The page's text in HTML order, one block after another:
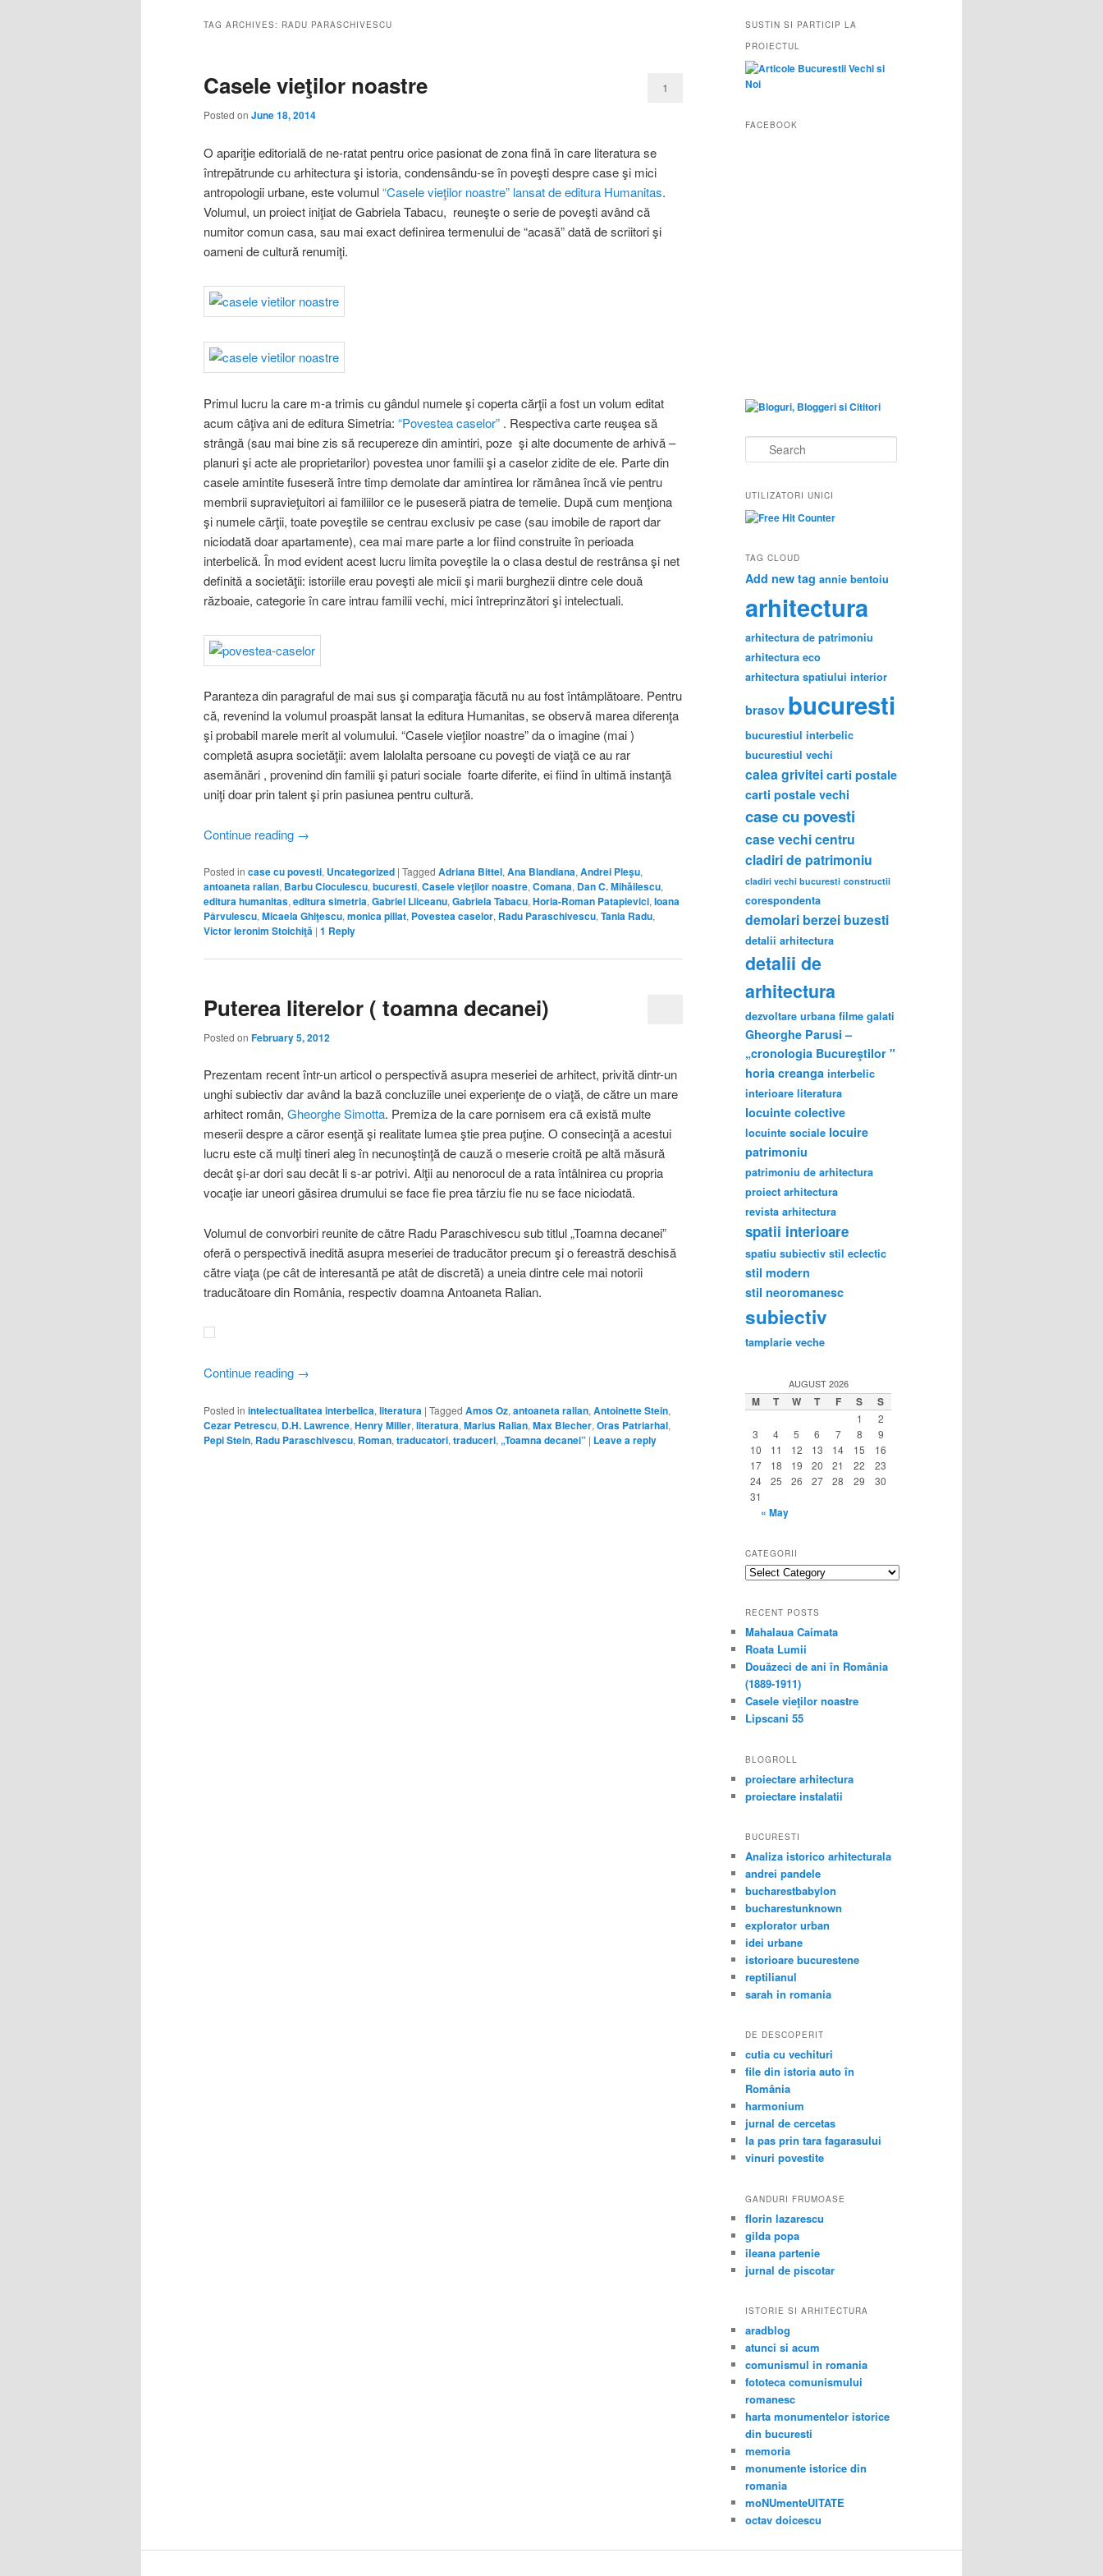
TAG ARCHIVES: RADU PARASCHIVESCU
Casele vieţilor noastre
Posted on June 18, 2014
1
O apariţie editorială de ne-ratat pentru orice pasionat de zona fină în care literatura se
întrepătrunde cu arhitectura şi istoria, condensându-se în poveşti despre case şi mici
antropologii urbane, este volumul“Casele vieţilor noastre” lansat de editura Humanitas.
Volumul, un proiect iniţiat de Gabriela Tabacu, reuneşte o serie de poveşti având că
numitor comun casa, sau mai exact definirea termenului de “acasă” dată de scriitori şi
oameni de cultură renumiţi.
Primul lucru la care m-a trimis cu gândul numele şi coperta cărţii a fost un volum editat
acum câţiva ani de editura Simetria: “Povestea caselor” . Respectiva carte reuşea să
strângă (sau mai bine zis să recupereze din amintiri, poze şi alte documente de arhivă –
planuri şi acte ale proprietarilor) povestea unor familii şi a caselor zidite de ele. Parte din
casele amintite fuseseră între timp demolate dar amintirea lor rămânea încă vie pentru
membrii supravieţuitori ai familiilor ce le puseseră piatra de temelie. După cum menţiona
şi numele cărţii, toate poveştile se centrau exclusiv pe case (sau imobile de raport dar
niciodată doar apartamente), cea mai mare parte a lor fiind construite în perioada
interbelică. În mod evident acest lucru limita poveştile la o clasa destul de restrânsa şi net
definită a societăţii: istoriile erau poveşti ale micii şi marii burghezii dintre cele două
războaie, categorie în care intrau familii vechi, mici întreprinzători şi intelectuali.
Paranteza din paragraful de mai sus şi comparaţia făcută nu au fost întâmplătoare. Pentru
că, revenind la volumul proaspăt lansat la editura Humanitas, se observă marea diferenţa
şi probabil marele merit al volumului. “Casele vieţilor noastre” da o imagine (mai )
completă asupra societăţii: avem lalolalta persoane cu poveşti de viaţă ce au rar
asemănări , provenind din familii şi paturi sociale foarte diferite, ei fiind în ultimă instanţă
uniţi doar prin talent şi prin pasiunea pentru cultură.
Continue reading →
Posted in case cu povesti, Uncategorized | Tagged Adriana Bittel, Ana Blandiana, Andrei Pleşu,
antoaneta ralian, Barbu Cioculescu, bucuresti, Casele vieţilor noastre, Comana, Dan C. Mihăilescu,
editura humanitas, editura simetria, Gabriel Liiceanu, Gabriela Tabacu, Horia-Roman Patapievici, Ioana
Pârvulescu, Micaela Ghiţescu, monica pillat, Povestea caselor, Radu Paraschivescu, Tania Radu,
Victor Ieronim Stoichiţă | 1 Reply
Puterea literelor ( toamna decanei)
Posted on February 5, 2012
Prezentam recent într-un articol o perspectivă asupra meseriei de arhitect, privită dintr-un
unghi subiectiv dar având la bază concluziile unei experienţe de o viaţă, de către un mare
arhitect român, Gheorghe Simotta. Premiza de la care pornisem era că există multe
meserii despre a căror esenţă şi realitate lumea ştie prea puţine. O consecinţă a acestui
lucru este că mulţi tineri aleg în necunoştinţă de cauză o meserie croită pe altă măsură
decât şi-ar dori sau decât li s-ar potrivi. Alţii au nenorocul de a rata întâlnirea cu propria
vocaţie iar uneori găsirea drumului se face fie prea târziu fie nu se face niciodată.
Volumul de convorbiri reunite de către Radu Paraschivescu sub titlul „Toamna decanei”
oferă o perspectivă inedită asupra meseriei de traducător precum şi o fereastră deschisă
către viaţa (pe cât de interesantă pe atât de discretă) a uneia dintre cele mai notorii
traducătoare din România, respectiv doamna Antoaneta Ralian.
Continue reading →
Posted in intelectualitatea interbelica, literatura | Tagged Amos Oz, antoaneta ralian, Antoinette Stein,
Cezar Petrescu, D.H. Lawrence, Henry Miller, literatura, Marius Ralian, Max Blecher, Oras Patriarhal,
Pepi Stein, Radu Paraschivescu, Roman, traducatori, traduceri, „Toamna decanei” | Leave a reply
SUSTIN SI PARTICIP LA
PROIECTUL
FACEBOOK
e
r
h
UTILIZATORI UNICI
TAG CLOUD
Add new tag annie bentoiu
arhitectura
arhitectura de patrimoniu
arhitectura eco
arhitectura spatiului interior
brasov bucuresti
bucurestiul interbelic
bucurestiul vechi
calea grivitei carti postale
carti postale vechi
case cu povesti
case vechicentru
cladiri de patrimoniu
cladiri vechi bucuresti constructii
corespondenta
demolari berzei buzesti
detalii arhitectura
detalii de
arhitectura
dezvoltare urbana filme galati
Gheorghe Parusi –
„cronologia Bucureştilor "
horia creanga interbelic
interioare literatura
locuinte colective
locuinte sociale locuire
patrimoniu
patrimoniu de arhitectura
proiect arhitectura
revista arhitectura
spatii interioare
spatiu subiectiv stil eclectic
stil modern
stil neoromanesc
subiectiv
tamplarie veche
AUGUST 2026
M T W T F S S
1
2
3
4 5 6 7 8
9
10
11 12 13 14 15
16
17
18 19 20 21 22
23
24
25 26 27 28 29
30
31
« May
CATEGORII
categorii
RECENT POSTS
Mahalaua Caimata
Roata Lumii
Douăzeci de ani în România
(1889-1911)
Casele vieţilor noastre
Lipscani 55
BLOGROLL
proiectare arhitectura
proiectare instalatii
BUCURESTI
Analiza istorico arhitecturala
andrei pandele
bucharestbabylon
bucharestunknown
explorator urban
idei urbane
istorioare bucurestene
reptilianul
sarah in romania
DE DESCOPERIT
cutia cu vechituri
file din istoria auto în
România
harmonium
jurnal de cercetas
la pas prin tara fagarasului
vinuri povestite
GANDURI FRUMOASE
florin lazarescu
gilda popa
ileana partenie
jurnal de piscotar
ISTORIE SI ARHITECTURA
aradblog
atunci si acum
comunismul in romania
fototeca comunismului
romanesc
harta monumentelor istorice
din bucuresti
memoria
monumente istorice din
romania
moNUmenteUITATE
octav doicescu